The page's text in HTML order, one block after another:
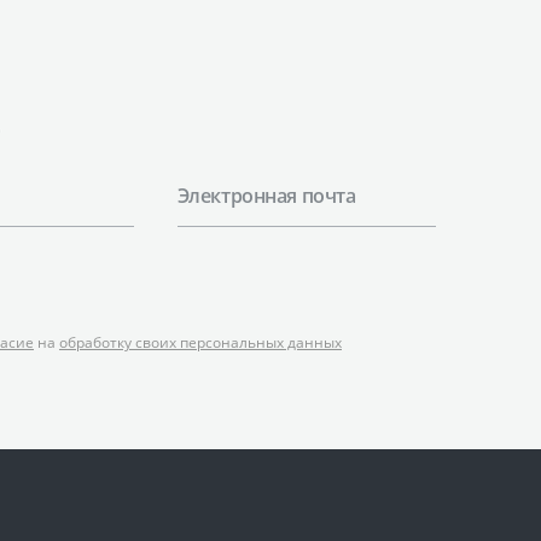
Электронная почта
на обработку своих персональных данных